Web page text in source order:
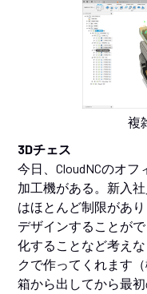
複
3Dチェス
今日、CloudNCのオ
加工機がある。新入
はほとんど制限があ
デザインすることが
化することなど考え
クで作ってくれます
箱から出してから最